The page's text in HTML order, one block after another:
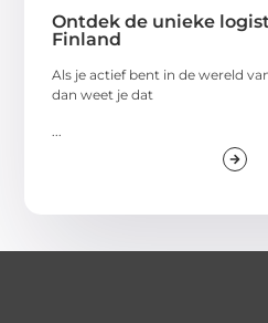
Ontdek de unieke
Finland
Als je actief bent in de wereld
dan weet je dat